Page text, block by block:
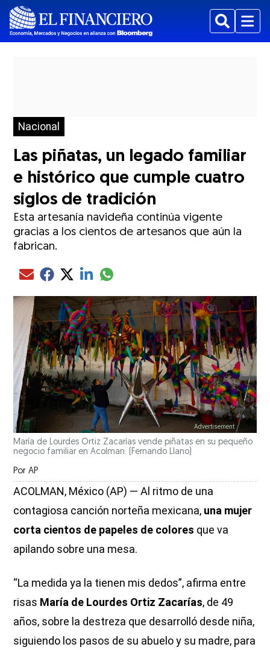
BuscarMenu
Nacional
Las piñatas, un legado familiar
e histórico que cumple cuatro
siglos de tradición
Esta artesanía navideña continúa vigente
gracias a los cientos de artesanos que aún la
fabrican.
Compartir el artículo actual mediante Email
Compartir el artículo actual mediante Facebook
Compartir el artículo actual mediante Twitter
Compartir el artículo actual mediante LinkedIn
Compartir el artículo actual mediante
María de Lourdes Ortiz Zacarías vende piñatas en su pequeño
negocio familiar en Acolman.
(Fernando Llano)
Por AP
ACOLMAN, México (AP) — Al ritmo de una
contagiosa canción norteña mexicana, una mujer
corta cientos de papeles de colores que va
apilando sobre una mesa.
“La medida ya la tienen mis dedos”, afirma entre
risas María de Lourdes Ortiz Zacarías, de 49
años, sobre la destreza que desarrolló desde niña,
siguiendo los pasos de su abuelo y su madre, para